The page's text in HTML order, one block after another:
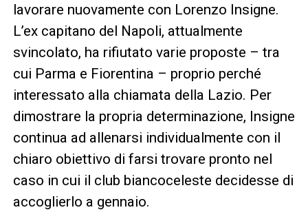
lavorare nuovamente con Lorenzo Insigne.
L’ex capitano del Napoli, attualmente
svincolato, ha rifiutato varie proposte – tra
cui Parma e Fiorentina – proprio perché
interessato alla chiamata della Lazio. Per
dimostrare la propria determinazione, Insigne
continua ad allenarsi individualmente con il
chiaro obiettivo di farsi trovare pronto nel
caso in cui il club biancoceleste decidesse di
accoglierlo a gennaio.